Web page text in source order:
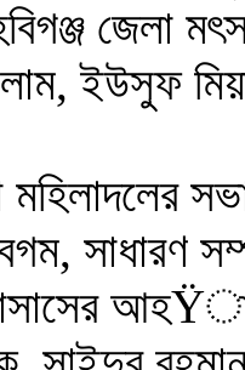
জেলা
ইউসুফ
সাধারণ